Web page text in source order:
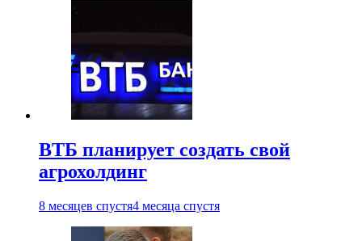
ВТБ планирует создать свой
агрохолдинг
8 месяцев спустя4 месяца спустя